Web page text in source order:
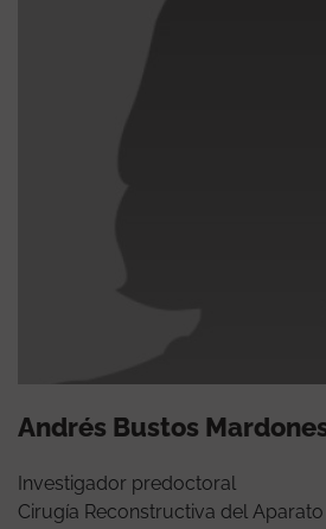
Andrés Bustos
Investigador predoctoral
Cirugía Reconstructiva del